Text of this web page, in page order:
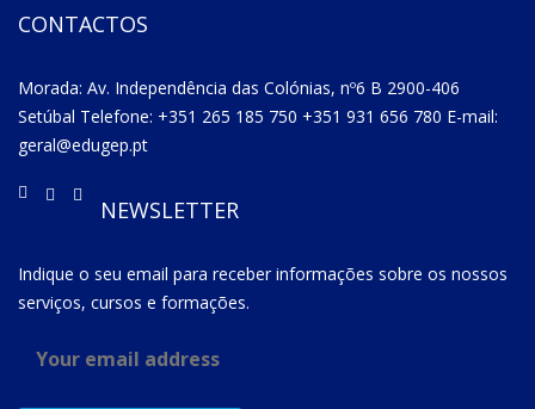
CONTACTOS
Morada: Av. Independência das Colónias, nº6 B 2900-406
Setúbal Telefone: +351 265 185 750 +351 931 656 780 E-mail:
geral@edugep.pt
NEWSLETTER
Indique o seu email para receber informações sobre os nossos
serviços, cursos e formações.